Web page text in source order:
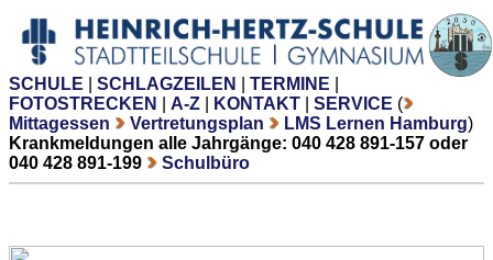
SCHULE SCHLAGZEILEN TERMINE
FOTOSTRECKEN
A-Z KONTAKT SERVICE (
Mittagessen
Vertretungsplan LMS Lernen Hamburg)
Krankmeldungen alle Jahrgänge: 040 428 891-157 oder
040 428 891-199
Schulbüro